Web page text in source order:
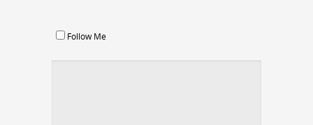
Follow Me